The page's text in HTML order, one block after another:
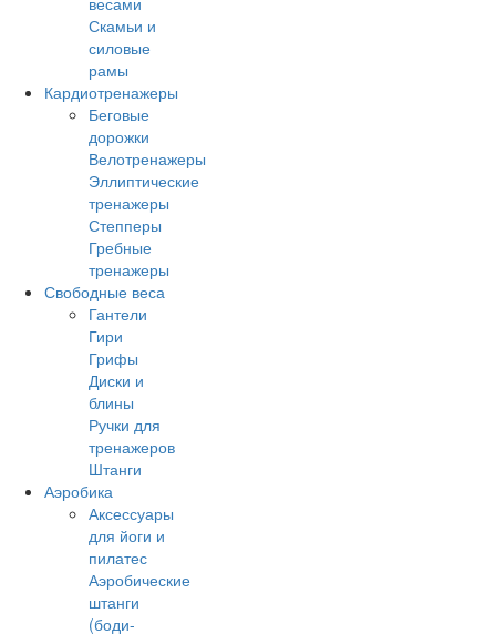
Скамьи и
силовые
рамы
Кардиотренажеры
Беговые
дорожки
Велотренажеры
Эллиптические
тренажеры
Степперы
Гребные
тренажеры
Свободные веса
Гантели
Гири
Грифы
Диски и
блины
Ручки для
тренажеров
Штанги
Аэробика
Аксессуары
для йоги и
пилатес
Аэробические
штанги
(боди-